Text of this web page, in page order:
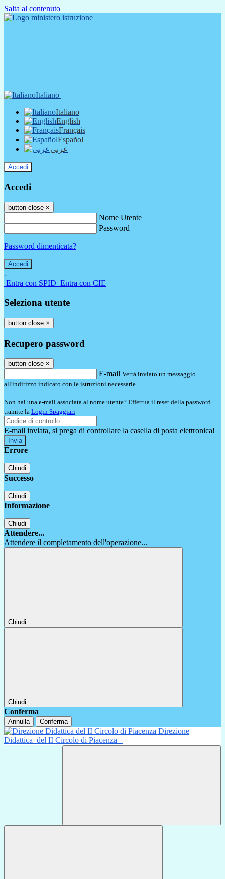
Salta al contenuto
Italiano
Italiano
English
Français
Español
عربى
Accedi
Accedi
button close ×
Nome Utente
Password
Password dimenticata?
-
Entra con SPID Entra con CIE
Seleziona utente
button close ×
Recupero password
button close ×
E-mail Verrà inviato un messaggio
all'indirizzo indicato con le istruzioni necessarie.
Non hai una e-mail associata al nome utente? Effettua il reset della password
tramite la Login Spaggiari
E-mail inviata, si prega di controllare la casella di posta elettronica!
Errore
Chiudi
Successo
Chiudi
Informazione
Chiudi
Attendere...
Attendere il completamento dell'operazione...
Chiudi
Chiudi
Conferma
Annulla Conferma
Direzione
Didattica del II Circolo di Piacenza